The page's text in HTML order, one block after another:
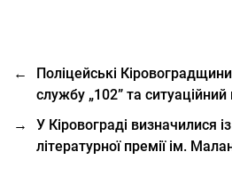
←
Поліцейські
службу „102” та
→
У Кіровограді визначилися
літературної премії ім.